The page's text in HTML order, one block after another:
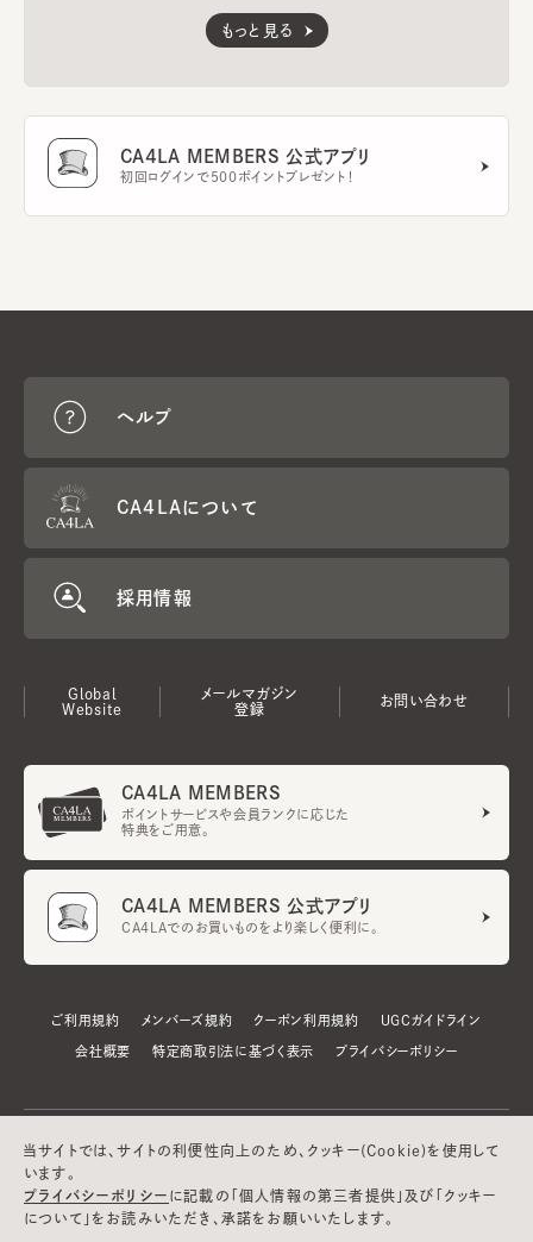
もっと見る
CA4LA MEMBERS 公式アプリ
初回ログインで500ポイントプレゼント！
ヘルプ
CA4LAについて
採用情報
Global
Website
メールマガジン
登録
お問い合わせ
CA4LA MEMBERS
ポイントサービスや会員ランクに応じた
特典をご用意。
CA4LA MEMBERS 公式アプリ
CA4LAでのお買いものをより楽しく便利に。
ご利用規約 メンバーズ規約 クーポン利用規約 UGCガイドライン
会社概要 特定商取引法に基づく表示 プライバシーポリシー
当サイトでは、サイトの利便性向上のため、クッキー(Cookie)を使用して
います。
プライバシーポリシー に記載の「個人情報の第三者提供」及び「クッキー
について」をお読みいただき、承諾をお願いいたします。